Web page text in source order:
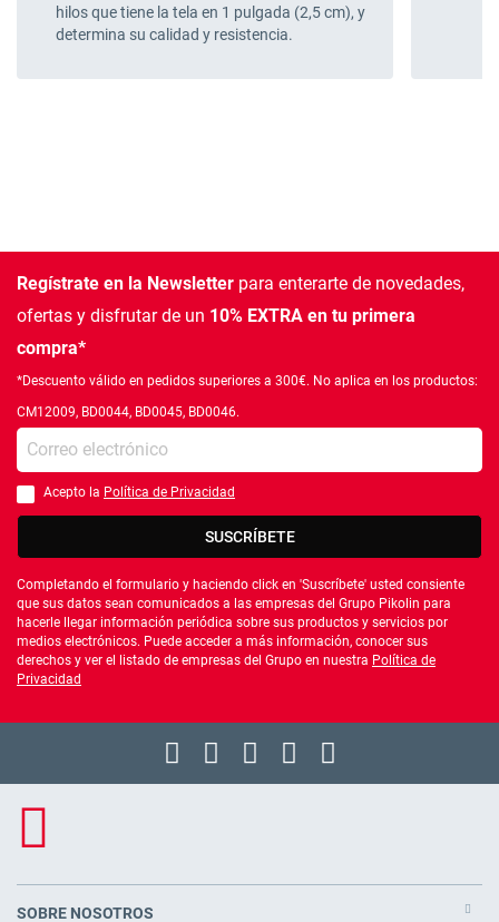
hilos que tiene la tela en 1 pulgada (2,5 cm), y
determina su calidad y resistencia.
Regístrate en la Newsletter para enterarte de novedades,
ofertas y disfrutar de un 10% EXTRA en tu primera
compra*
*Descuento válido en pedidos superiores a 300€. No aplica en los productos:
CM12009, BD0044, BD0045, BD0046.
Introduce tu e-mail
Debes aceptar la política de privacidad
Acepto la Política de Privacidad
SUSCRÍBETE
Completando el formulario y haciendo click en 'Suscríbete' usted consiente
que sus datos sean comunicados a las empresas del Grupo Pikolin para
hacerle llegar información periódica sobre sus productos y servicios por
medios electrónicos. Puede acceder a más información, conocer sus
derechos y ver el listado de empresas del Grupo en nuestra Política de
Privacidad
SOBRE NOSOTROS